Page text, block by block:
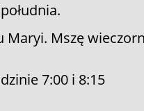
Maryi. Mszę
7:00 i 8:15